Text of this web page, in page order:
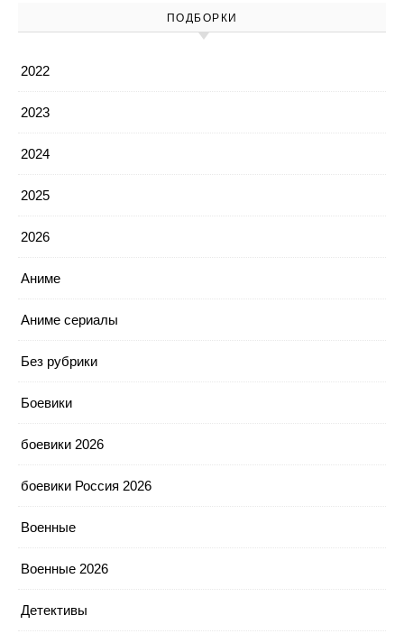
ПОДБОРКИ
2022
2023
2024
2025
2026
Аниме
Аниме сериалы
Без рубрики
Боевики
боевики 2026
боевики Россия 2026
Военные
Военные 2026
Детективы